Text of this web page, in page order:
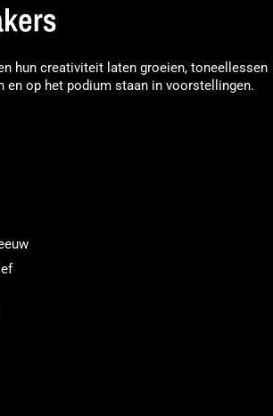
hun creativiteit laten groeien, toneellessen
en op het podium staan in voorstellingen.